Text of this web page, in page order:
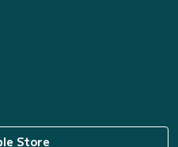
Store